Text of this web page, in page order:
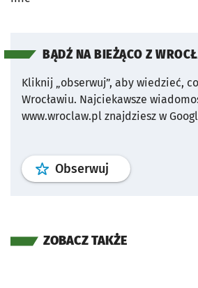
BĄDŹ NA BIEŻĄCO Z
Kliknij „obserwuj”, aby wiedzieć,
Wrocławiu. Najciekawsze
www.wroclaw.pl znajdziesz w
Obserwuj profil
ZOBACZ TAKŻE